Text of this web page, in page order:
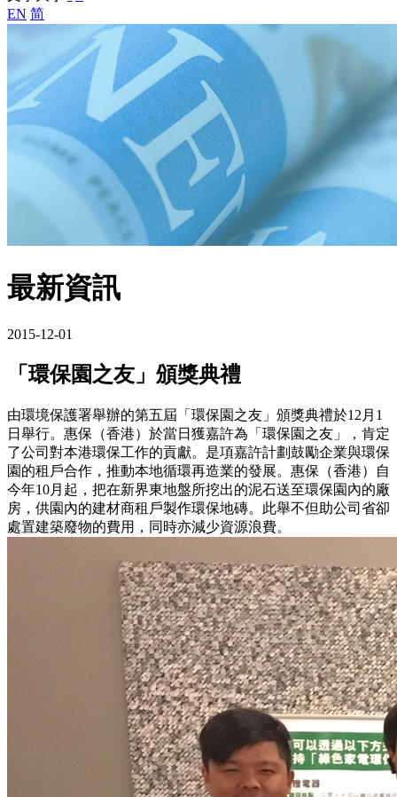
EN 简
最新資訊
2015-12-01
「環保園之友」頒獎典禮
由環境保護署舉辦的第五屆「環保園之友」頒獎典禮於12月1
日舉行。惠保（香港）於當日獲嘉許為「環保園之友」，肯定
了公司對本港環保工作的貢獻。是項嘉許計劃鼓勵企業與環保
園的租戶合作，推動本地循環再造業的發展。惠保（香港）自
今年10月起，把在新界東地盤所挖出的泥石送至環保園內的廠
房，供園內的建材商租戶製作環保地磚。此舉不但助公司省卻
處置建築廢物的費用，同時亦減少資源浪費。